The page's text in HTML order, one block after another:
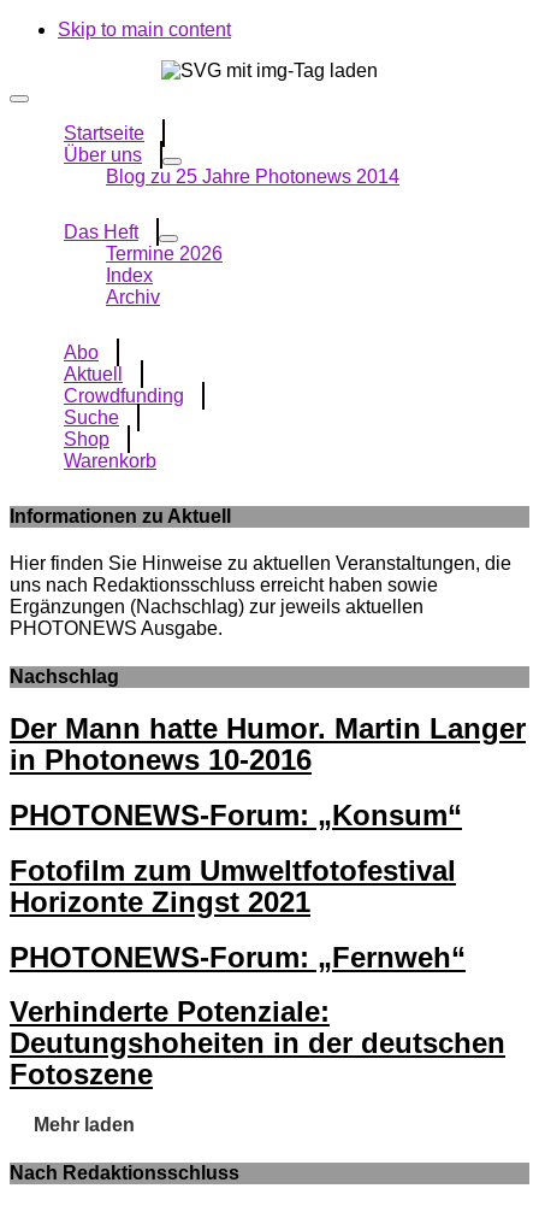
Skip to main content
Startseite
Über uns
Blog zu 25 Jahre Photonews 2014
Das Heft
Termine 2026
Index
Archiv
Abo
Aktuell
Crowdfunding
Suche
Shop
Warenkorb
Informationen zu Aktuell
Hier finden Sie Hinweise zu aktuellen Veranstaltungen, die
uns nach Redaktionsschluss erreicht haben sowie
Ergänzungen (Nachschlag) zur jeweils aktuellen
PHOTONEWS Ausgabe.
Nachschlag
Der Mann hatte Humor. Martin Langer
in Photonews 10-2016
PHOTONEWS-Forum: „Konsum“
Fotofilm zum Umweltfotofestival
Horizonte Zingst 2021
PHOTONEWS-Forum: „Fernweh“
Verhinderte Potenziale:
Deutungshoheiten in der deutschen
Fotoszene
Mehr laden
Nach Redaktionsschluss